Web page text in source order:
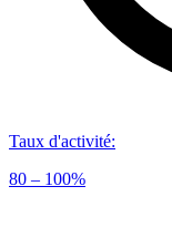
Taux d'activité:
80 – 100%